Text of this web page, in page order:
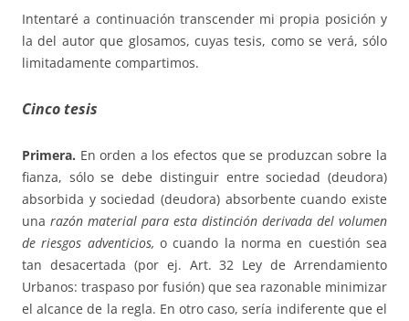
Intentaré a continuación transcender mi propia posición y
la del autor que glosamos, cuyas tesis, como se verá, sólo
limitadamente compartimos.
Cinco tesis
Primera. En orden a los efectos que se produzcan sobre la
fianza, sólo se debe distinguir entre sociedad (deudora)
absorbida y sociedad (deudora) absorbente cuando existe
una razón material para esta distinción derivada del volumen
de riesgos adventicios, o cuando la norma en cuestión sea
tan desacertada (por ej. Art. 32 Ley de Arrendamiento
Urbanos: traspaso por fusión) que sea razonable minimizar
el alcance de la regla. En otro caso, sería indiferente que el